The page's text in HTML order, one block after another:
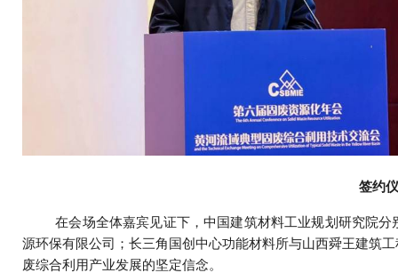
签约
在会场全体嘉宾见证下，中国建筑材料工业规划研究院
源环保有限公司；长三角国创中心功能材料所与山西舜王建筑
废综合利用产业发展的坚定信念。